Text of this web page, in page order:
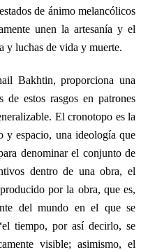
de ánimo melancólicos
unen la artesanía y el
y luchas de vida y muerte.
Bakhtin, proporciona una
de estos rasgos en patrones
El cronotopo es la
y espacio, una ideología que
denominar el conjunto de
dentro de una obra, el
por la obra, que es,
del mundo en el que se
tiempo, por así decirlo, se
visible; asimismo, el